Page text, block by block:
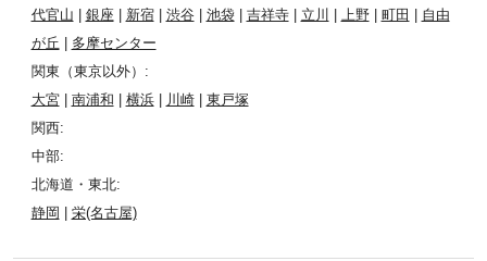
代官山 | 銀座| 新宿| 渋谷| 池袋| 吉祥寺| 立川 | 上野| 町田 | 自由
が丘 | 多摩センター
関東（東京以外）:
大宮| 南浦和 | 横浜| 川崎| 東戸塚
関西:
中部:
北海道・東北:
静岡 | 栄(名古屋)